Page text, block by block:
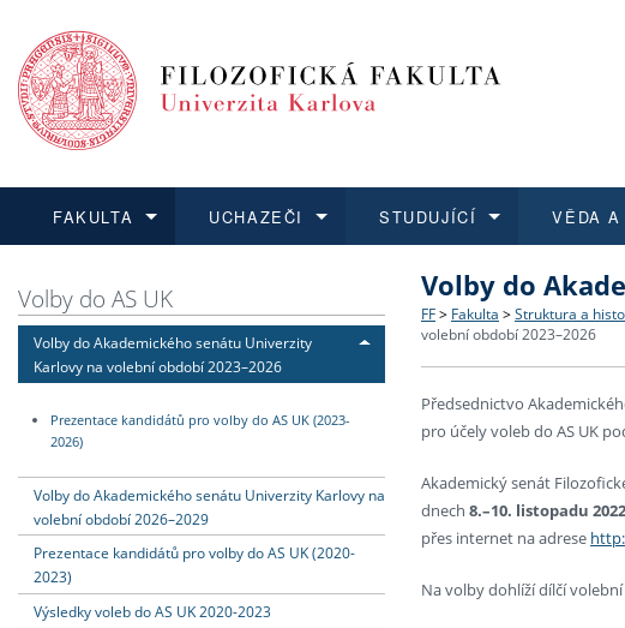
FAKULTA
Dozvědět se více
Struktura a historie
Podpora a benefity pro
Absolventi fakulty
Fakultní školy FF UK
UCHAZEČI
Podat přihlášku
Co studovat a jak se
Informace k průběhu
STUDUJÍCÍ
Dozvědět se více
Bakalářské a
Rigorózní řízení
VĚDA
Dozvědět se více
O vědě a výzkumu na
Granty a projekty
Dozvědět se více
Aktuální nabídky a
Přijíždějící studenti
Vyjíždějící zaměstnanci
Volby do AS UK
Volby do Akademického senátu Univerzity
Karlovy na volební období 2023–2026
Prezentace kandidátů pro volby do AS UK (2023-
2026)
Volby do Akademického senátu Univerzity Karlovy na
volební období 2026–2029
Prezentace kandidátů pro volby do AS UK (2020-
2023)
Výsledky voleb do AS UK 2020-2023
Volby do
FF > Fakulta > Struktura a
volební období 2023–2026
Předsednictvo
pro účely voleb do AS UK
Akademický senát
dnech 8.–10. listopadu
přes internet na adrese
Na volby dohlíží dílčí